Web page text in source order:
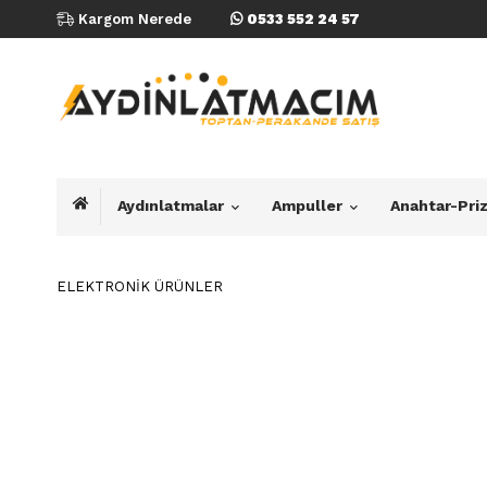
Kargom Nerede 0533 552 24 57
Aydınlatmalar Ampuller Anahtar-Priz
ELEKTRONİK ÜRÜNLER